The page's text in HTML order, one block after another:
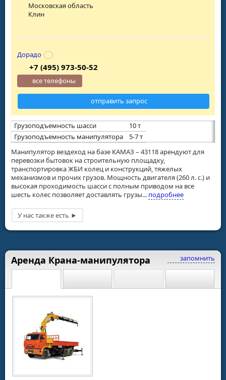
Грузоподъемность шасси
10 т
Грузоподъемность манипулятора
5-7 т
Манипулятор вездеход на базе КАМАЗ – 43118 арендуют для
перевозки бытовок на строительную площадку,
транспортировка ЖБИ колец и конструкций, тяжелых
механизмов и прочих грузов. Мощность двигателя (260 л. с.) и
высокая проходимость шасси с полным приводом на все
шесть колес позволяет доставлять грузы... подробнее
Московская область
Клин
Дорадо
+7 (495) 973-50-52
все телефоны
отправить запрос
запомнить
Аренда Крана-манипулятора